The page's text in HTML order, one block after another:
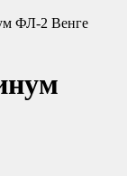
ФЛ-2 Венге